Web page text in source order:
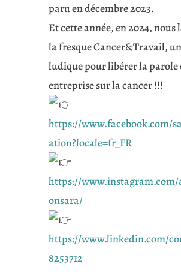
paru en décembre 2023.
Et cette année, en 2024, nous
la fresque Cancer&Travail,
ludique pour libérer la parole
entreprise sur la cancer !!!
https://www.facebook.com/
ation?locale=fr_FR
https://www.instagram.com/
onsara/
https://www.linkedin.com/
8253712